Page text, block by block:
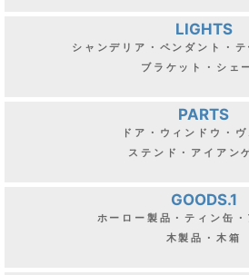
LIGHTS
シャンデリア・ペンダント・
ブラケット・シェ
PARTS
ドア・ウィンドウ・ヴ
ステンド・アイアン
GOODS.1
ホーロー製品・ティン缶
木製品・木箱